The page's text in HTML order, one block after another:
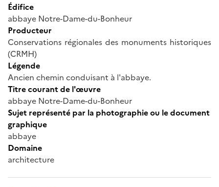
Édifice
abbaye Notre-Dame-du-Bonheur
Producteur
Conservations régionales des monuments historiques
(CRMH)
Légende
Ancien chemin conduisant à l'abbaye.
Titre courant de l'œuvre
abbaye Notre-Dame-du-Bonheur
Sujet représenté par la photographie ou le document
graphique
abbaye
Domaine
architecture